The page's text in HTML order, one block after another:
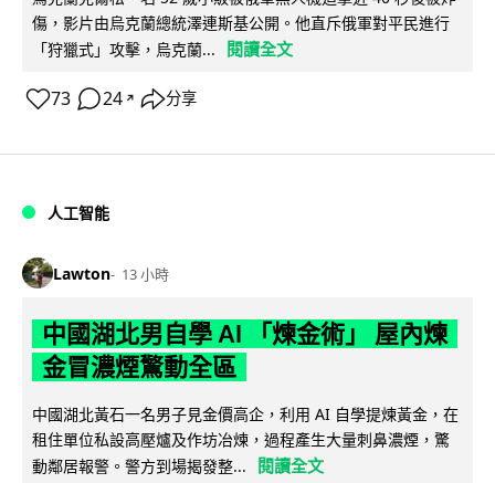
傷，影片由烏克蘭總統澤連斯基公開。他直斥俄軍對平民進行
「狩獵式」攻擊，烏克蘭...
閱讀全文
73 24 ↗ 分享
人工智能
Lawton 13 小時
中國湖北男自學 AI 「煉金術」 屋內煉
金冒濃煙驚動全區
中國湖北黃石一名男子見金價高企，利用 AI 自學提煉黃金，在
租住單位私設高壓爐及作坊冶煉，過程產生大量刺鼻濃煙，驚
動鄰居報警。警方到場揭發整...
閱讀全文